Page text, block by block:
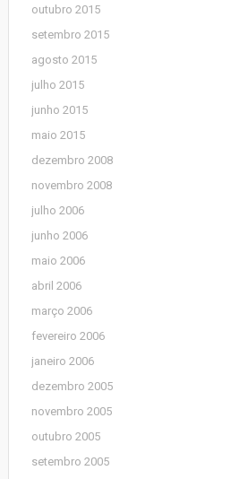
outubro 2015
setembro 2015
agosto 2015
julho 2015
junho 2015
maio 2015
dezembro 2008
novembro 2008
julho 2006
junho 2006
maio 2006
abril 2006
março 2006
fevereiro 2006
janeiro 2006
dezembro 2005
novembro 2005
outubro 2005
setembro 2005